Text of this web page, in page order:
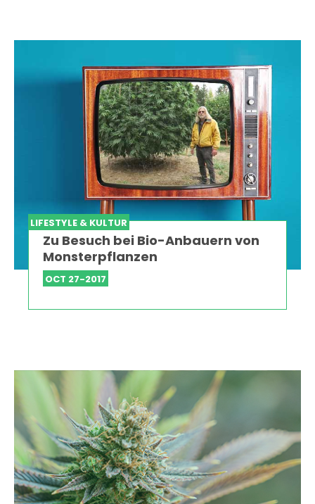
LIFESTYLE & KULTUR
Zu Besuch bei Bio-Anbauern von
Monsterpflanzen
OCT 27-2017